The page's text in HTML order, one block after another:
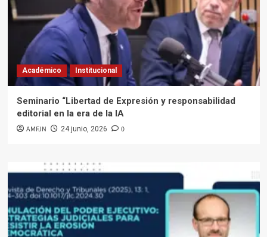
Académico Institucional
Seminario “Libertad de Expresión y responsabilidad
editorial en la era de la IA
AMFJN 24 junio, 2026 0